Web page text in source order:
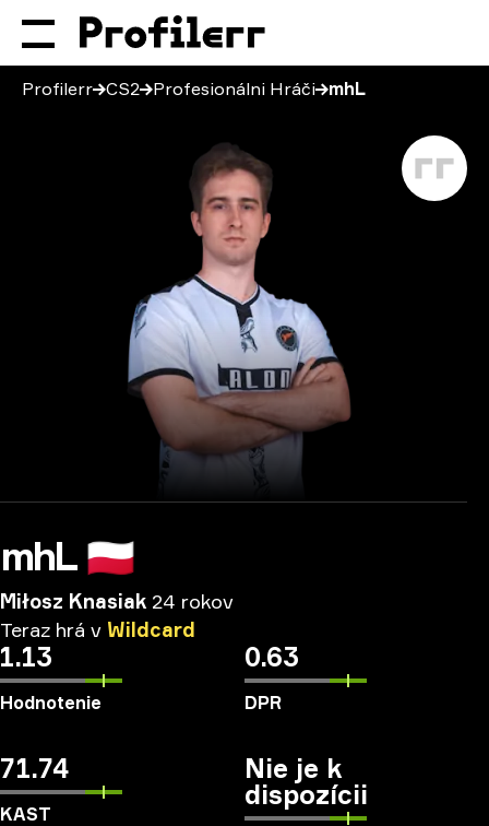
Profilerr CS2 Profesionálni Hráči mhL
mhL 🇵🇱
Miłosz Knasiak 24 rokov
Teraz hrá v Wildcard
1.13
Hodnotenie
0.63
DPR
71.74
KAST
Nie je k
dispozícii